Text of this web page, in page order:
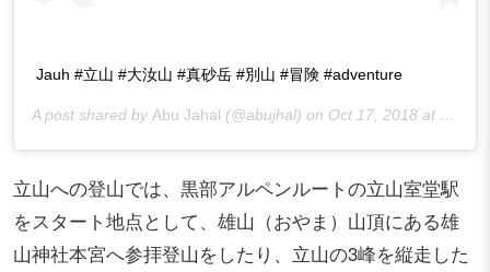
Jauh #立山 #大汝山 #真砂岳 #別山 #冒険 #adventure
A post shared by Abu Jahal (@abujhal) on Oct 17, 2018 at 4:29am PDT
立山への登山では、黒部アルペンルートの立山室堂駅
をスタート地点として、雄山（おやま）山頂にある雄
山神社本宮へ参拝登山をしたり、立山の3峰を縦走した